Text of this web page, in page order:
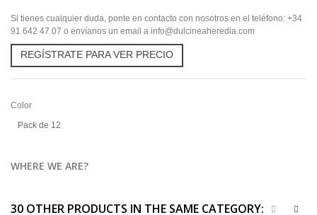
Si tienes cualquier duda, ponte en contacto con nosotros en el teléfono: +34
91 642 47 07 o envíanos un email a info@dulcineaheredia.com
REGÍSTRATE PARA VER PRECIO
Color
Pack de 12
WHERE WE ARE?
30 OTHER PRODUCTS IN THE SAME CATEGORY: